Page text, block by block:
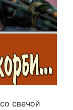
свечой